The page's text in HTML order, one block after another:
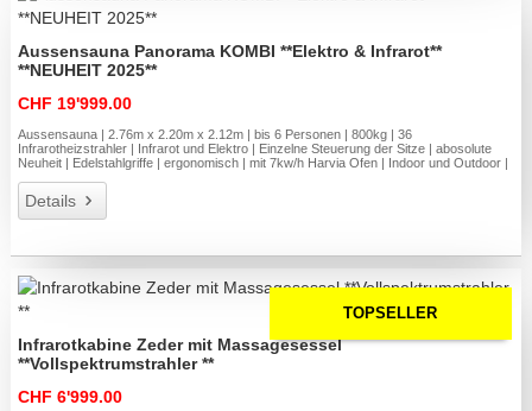
Aussensauna Panorama KOMBI **Elektro & Infrarot**
**NEUHEIT 2025**
CHF 19'999.00
Aussensauna | 2.76m x 2.20m x 2.12m | bis 6 Personen | 800kg | 36
Infrarotheizstrahler | Infrarot und Elektro | Einzelne Steuerung der Sitze | abosolute
Neuheit | Edelstahlgriffe | ergonomisch | mit 7kw/h Harvia Ofen | Indoor und Outdoor |
Details
TOPSELLER
Infrarotkabine Zeder mit Massagesessel
**Vollspektrumstrahler **
CHF 6'999.00